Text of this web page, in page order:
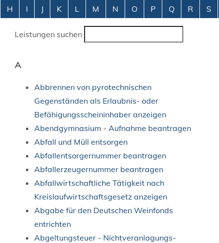
Alphabetisches Register überspringen
H I J K L M N O P Q R S
Leistungen suchen
A
Abbrennen von pyrotechnischen
Gegenständen als Erlaubnis- oder
Befähigungsscheininhaber anzeigen
Abendgymnasium - Aufnahme beantragen
Abfall und Müll entsorgen
Abfallentsorgernummer beantragen
Abfallerzeugernummer beantragen
Abfallwirtschaftliche Tätigkeit nach
Kreislaufwirtschaftsgesetz anzeigen
Abgabe für den Deutschen Weinfonds
entrichten
Abgeltungsteuer - Nichtveranlagungs-